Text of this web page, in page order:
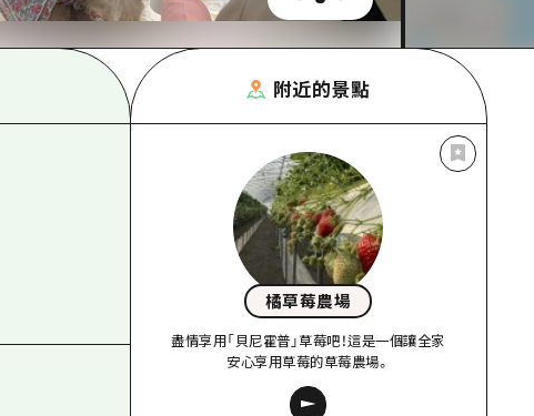
附近的景點
橘草莓農場
盡情享用「貝尼霍普」草莓吧！這是一個讓全家
安心享用草莓的草莓農場。